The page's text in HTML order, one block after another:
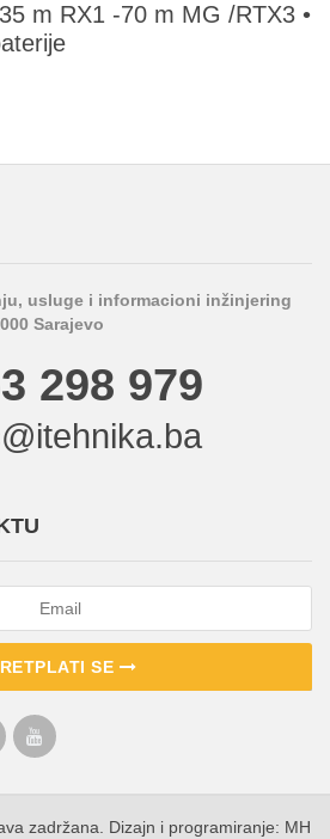
m RX1 -70 m MG /RTX3 •
usluge i informacioni inžinjering
Sarajevo
298 979
SE
zadržana. Dizajn i programiranje: MH